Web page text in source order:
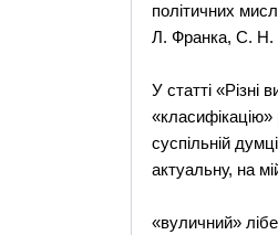
політичних
Л. Франка, С. Н.
У статті «Різні
«класифікацію»
суспільній
актуальну, на
«вуличний»